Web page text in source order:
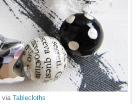
via Tablecloths